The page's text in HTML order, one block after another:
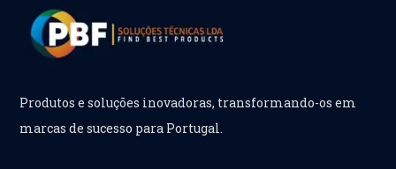
Produtos e soluções inovadoras, transformando-os em
marcas de sucesso para Portugal.